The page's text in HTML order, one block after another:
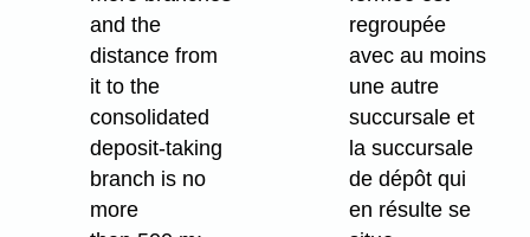
and the
distance from
it to the
consolidated
deposit-taking
branch is no
more
regroupée
avec au moins
une autre
succursale et
la succursale
de dépôt qui
en résulte se